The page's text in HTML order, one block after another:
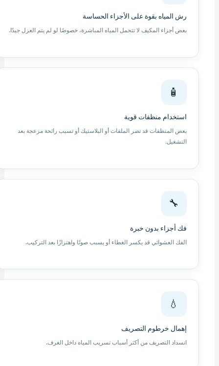
رش المياه بقوة على الأجزاء الحساسة
بعض أجزاء المكيف لا تتحمل المياه المباشرة، خصوصًا لو لم يتم العزل جيدًا.
🧴
استخدام منظفات قوية
بعض المنظفات قد تضر الملفات أو البلاستيك أو تسبب رائحة مزعجة بعد
التشغيل.
🔧
فك أجزاء بدون خبرة
الفك العشوائي قد يكسر الغطاء أو يسبب صوتًا واهتزازًا بعد التركيب.
💧
إهمال خرطوم التصريف
انسداد التصريف من أكثر أسباب تسريب المياه داخل الغرف.